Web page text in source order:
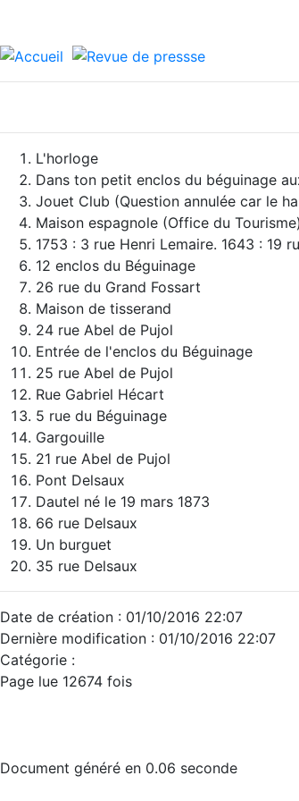
L'horloge
Dans ton petit enclos du béguinage
Jouet Club (Question annulée car le
Maison espagnole (Office du Tourisme)
1753 : 3 rue Henri Lemaire. 1643 : 19
12 enclos du Béguinage
26 rue du Grand Fossart
Maison de tisserand
24 rue Abel de Pujol
Entrée de l'enclos du Béguinage
25 rue Abel de Pujol
Rue Gabriel Hécart
5 rue du Béguinage
Gargouille
21 rue Abel de Pujol
Pont Delsaux
Dautel né le 19 mars 1873
66 rue Delsaux
Un burguet
35 rue Delsaux
Date de création : 01/10/2016 22:07
Dernière modification : 01/10/2016 22:07
Catégorie :
Page lue 12674 fois
Document généré en 0.06 seconde